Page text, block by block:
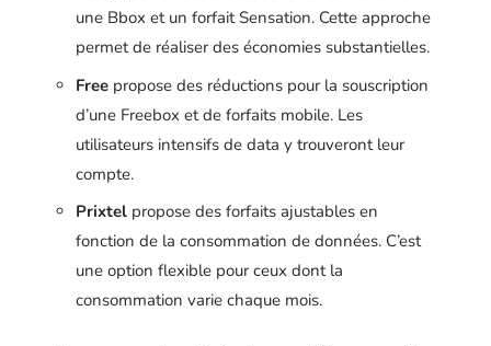
une Bbox et un forfait Sensation. Cette approche
permet de réaliser des économies substantielles.
Free propose des réductions pour la souscription
d’une Freebox et de forfaits mobile. Les
utilisateurs intensifs de data y trouveront leur
compte.
Prixtel propose des forfaits ajustables en
fonction de la consommation de données. C’est
une option flexible pour ceux dont la
consommation varie chaque mois.